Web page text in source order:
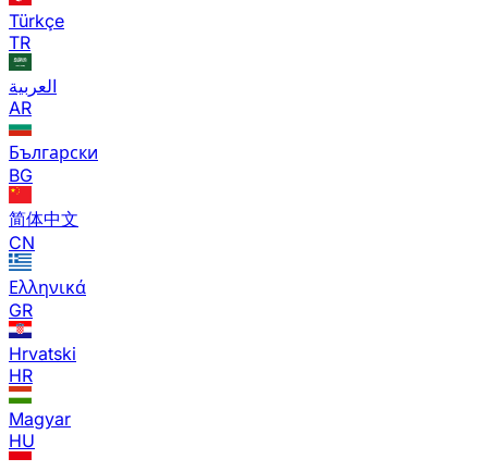
Türkçe
TR
العربية
AR
Български
BG
简体中文
CN
Ελληνικά
GR
Hrvatski
HR
Magyar
HU